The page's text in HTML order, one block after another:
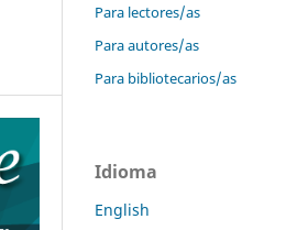
Para lectores/as
Para autores/as
Para bibliotecarios/as
Idioma
English